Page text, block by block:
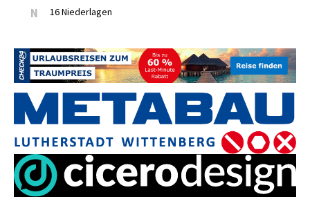
N 16 Niederlagen